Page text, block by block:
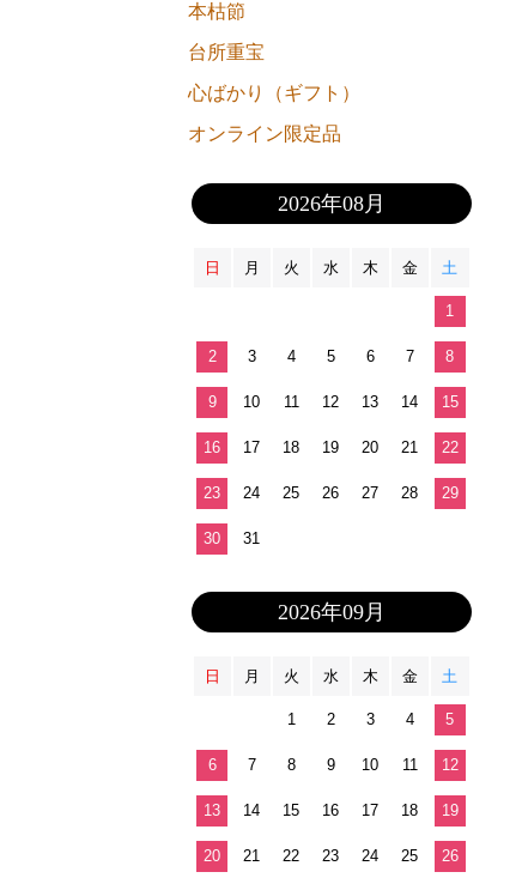
本枯節
台所重宝
心ばかり（ギフト）
オンライン限定品
2026年08月
日 月 火 水 木 金 土
1
2 3 4 5 6 7 8
9 10 11 12 13 14 15
16 17 18 19 20 21 22
23 24 25 26 27 28 29
30 31
2026年09月
日 月 火 水 木 金 土
1 2 3 4 5
6 7 8 9 10 11 12
13 14 15 16 17 18 19
20 21 22 23 24 25 26